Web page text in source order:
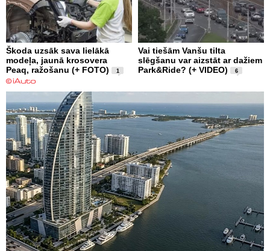
Škoda uzsāk sava lielākā
modeļa, jaunā krosovera
Peaq, ražošanu (+ FOTO)
1
Vai tiešām Vanšu tilta
slēgšanu var aizstāt ar dažiem
Park&Ride? (+ VIDEO)
6